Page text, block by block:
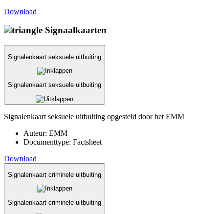
Download
Signaalkaarten
Signalenkaart seksuele uitbuiting
Signalenkaart seksuele uitbuiting
Signalenkaart seksuele uitbuiting opgesteld door het EMM
Auteur: EMM
Documenttype: Factsheet
Download
Signalenkaart criminele uitbuiting
Signalenkaart criminele uitbuiting